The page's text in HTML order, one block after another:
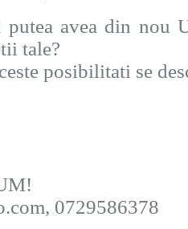
avea din nou
tale?
posibilitati se
0729586378